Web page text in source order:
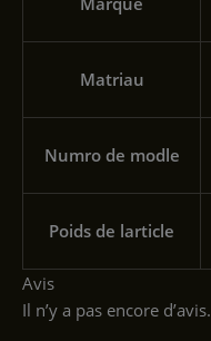
Matriau
Numro de modle
Poids de larticle
Avis
Il n’y a pas encore d’avis.